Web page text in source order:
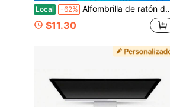
Local -62% Alfombrilla de ratón de escritorio de 2D plana personalizada, alfombrilla de ratón de juego extendida grande, decoración de escritorio, alfombrilla de escritorio, suministros y accesorios de oficina lindos para hombres y mujeres, ratón, portátil y teclado, tamaño del producto 40 * 90 centímetros (16 * 36 pulgadas)
$11.30